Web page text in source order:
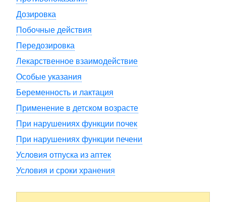
Дозировка
Побочные действия
Передозировка
Лекарственное взаимодействие
Особые указания
Беременность и лактация
Применение в детском возрасте
При нарушениях функции почек
При нарушениях функции печени
Условия отпуска из аптек
Условия и сроки хранения